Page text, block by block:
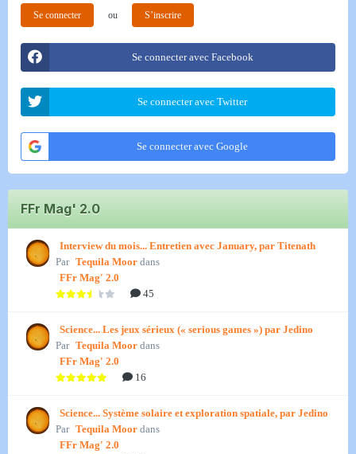
Se connecter ou S’inscrire
Se connecter avec Facebook
Se connecter avec Twitter
Se connecter avec Google
FFr Mag' 2.0
Interview du mois... Entretien avec January, par Titenath
Par Tequila Moor dans
FFr Mag' 2.0
45
Science... Les jeux sérieux (« serious games ») par Jedino
Par Tequila Moor dans
FFr Mag' 2.0
16
Science... Système solaire et exploration spatiale, par Jedino
Par Tequila Moor dans
FFr Mag' 2.0